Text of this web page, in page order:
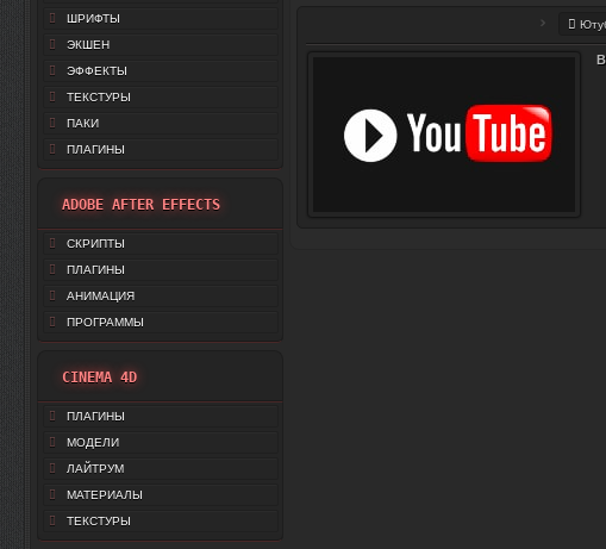
ШРИФТЫ
ЭКШЕН
ЭФФЕКТЫ
ТЕКСТУРЫ
ПАКИ
ПЛАГИНЫ
ADOBE AFTER EFFECTS
СКРИПТЫ
ПЛАГИНЫ
АНИМАЦИЯ
ПРОГРАММЫ
CINEMA 4D
ПЛАГИНЫ
МОДЕЛИ
ЛАЙТРУМ
МАТЕРИАЛЫ
ТЕКСТУРЫ
В